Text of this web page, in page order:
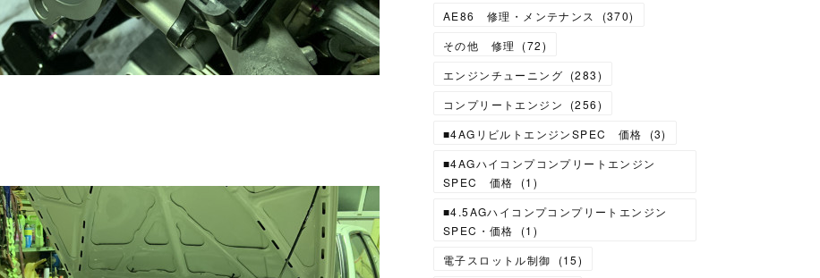
AE86 修理・メンテナンス
(370)
その他 修理
(72)
エンジンチューニング (283)
コンプリートエンジン
(256)
■4AGリビルトエンジンSPEC 価格
(3)
■4AGハイコンプコンプリートエンジン
SPEC 価格
(1 )
■4.5AGハイコンプコンプリートエンジン
SPEC・価格
(1 )
電子スロットル制御
(15)